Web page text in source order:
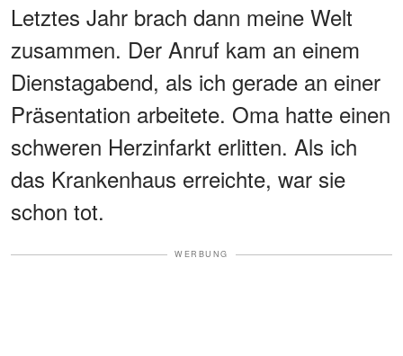
Letztes Jahr brach dann meine Welt
zusammen. Der Anruf kam an einem
Dienstagabend, als ich gerade an einer
Präsentation arbeitete. Oma hatte einen
schweren Herzinfarkt erlitten. Als ich
das Krankenhaus erreichte, war sie
schon tot.
WERBUNG